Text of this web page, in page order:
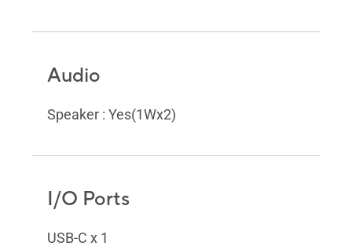
Audio
Speaker : Yes(1Wx2)
I/O Ports
USB-C x 1